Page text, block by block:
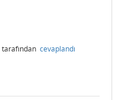
tarafından cevaplandı